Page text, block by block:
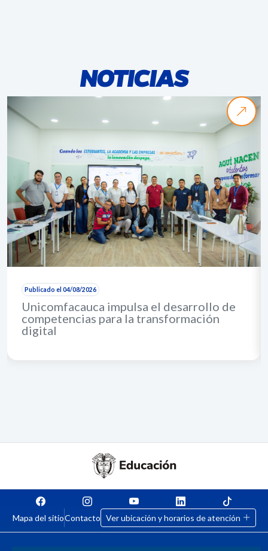
NOTICIAS
Publicado el 04/08/2026
Unicomfacauca impulsa el desarrollo de
competencias para la transformación
digital
Mapa del sitioContacto Ver ubicación y horarios de atención